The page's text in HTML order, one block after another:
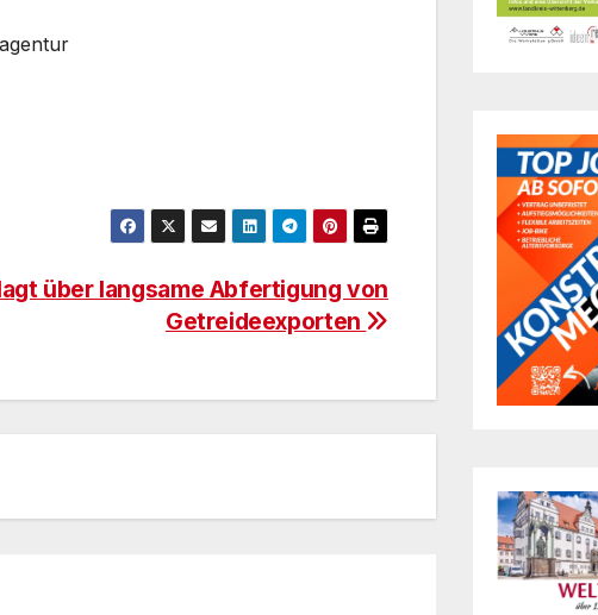
über langsame Abfertigung von
Getreideexporten